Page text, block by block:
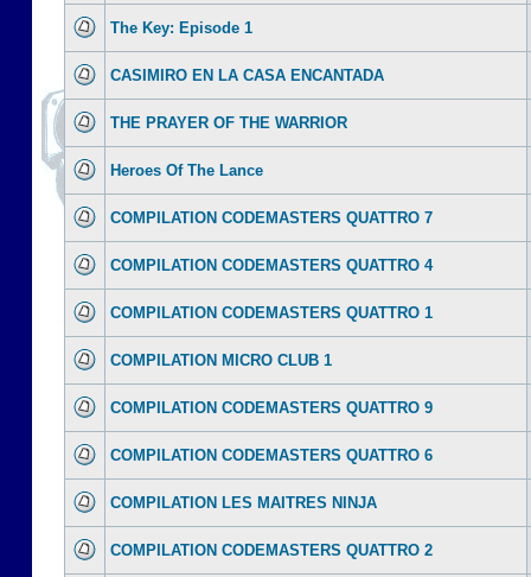
The Key: Episode 1
CASIMIRO EN LA CASA ENCANTADA
THE PRAYER OF THE WARRIOR
Heroes Of The Lance
COMPILATION CODEMASTERS QUATTRO 7
COMPILATION CODEMASTERS QUATTRO 4
COMPILATION CODEMASTERS QUATTRO 1
COMPILATION MICRO CLUB 1
COMPILATION CODEMASTERS QUATTRO 9
COMPILATION CODEMASTERS QUATTRO 6
COMPILATION LES MAITRES NINJA
COMPILATION CODEMASTERS QUATTRO 2